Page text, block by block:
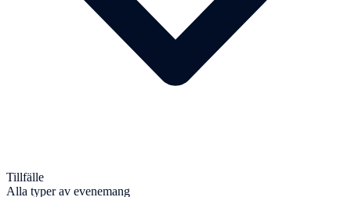
Tillfälle
Alla typer av evenemang